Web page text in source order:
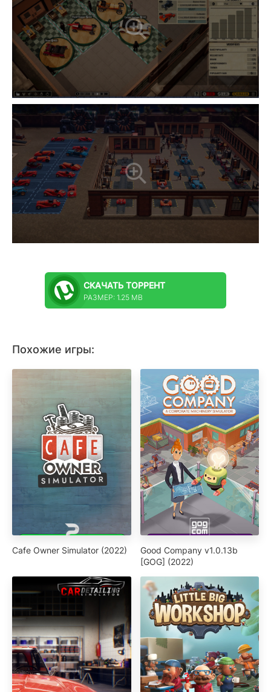
СКАЧАТЬ ТОРРЕНТ
РАЗМЕР: 1.25 MB
Похожие игры:
Cafe Owner Simulator (2022)
Good Company v1.0.13b
[GOG] (2022)